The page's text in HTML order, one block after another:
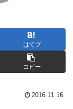
はてブ
コピー
2016.11.16